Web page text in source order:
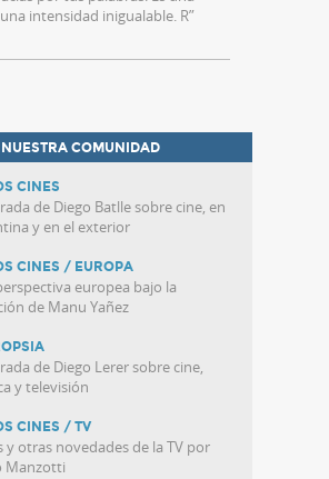
intensidad inigualable. R”
NUESTRA COMUNIDAD
CINES
de Diego Batlle sobre cine, en
y en el exterior
CINES / EUROPA
europea bajo la
de Manu Yañez
de Diego Lerer sobre cine,
y televisión
CINES / TV
y otras novedades de la TV por
Manzotti